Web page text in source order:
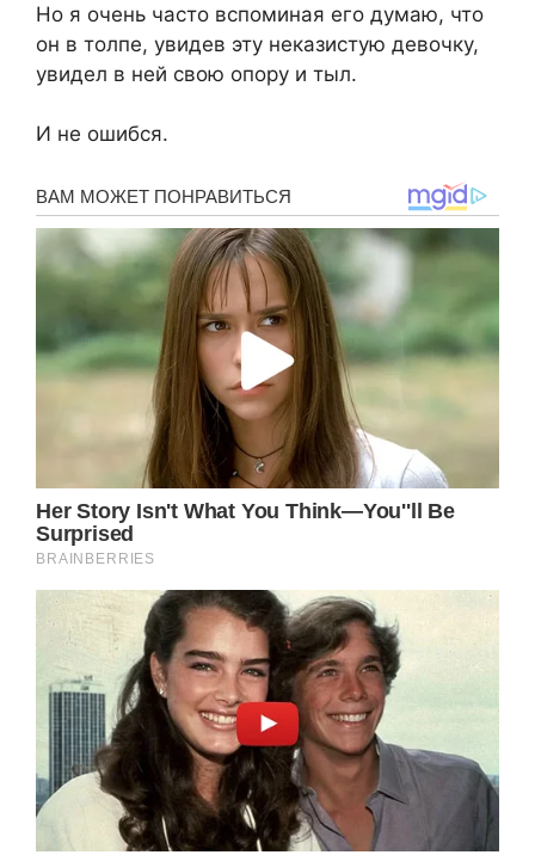
Но я очень часто вспоминая его думаю, что
он в толпе, увидев эту неказистую девочку,
увидел в ней свою опору и тыл.
И не ошибся.